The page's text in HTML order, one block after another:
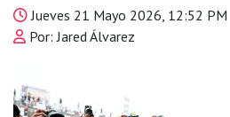
Jueves 21 Mayo 2026, 12:52 PM
Por: Jared Álvarez